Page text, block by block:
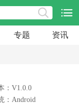
专题 资讯
：V1.0.0
：Android